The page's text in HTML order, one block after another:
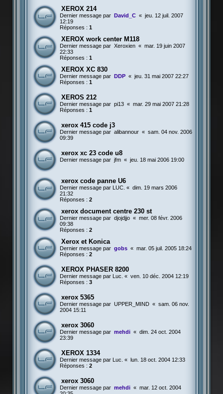
XEROX 214
Dernier message par David_C « jeu. 12 juil. 2007
12:19
Réponses : 1
XEROX work center M118
Dernier message par Xeroxien « mar. 19 juin 2007
22:33
Réponses : 1
XEROX XC 830
Dernier message par DDP « jeu. 31 mai 2007 22:27
Réponses : 1
XEROS 212
Dernier message par pi13 « mar. 29 mai 2007 21:28
Réponses : 1
xerox 415 code j3
Dernier message par alibannour « sam. 04 nov. 2006
09:39
xerox xc 23 code u8
Dernier message par jfm « jeu. 18 mai 2006 19:00
xerox code panne U6
Dernier message par LUC. « dim. 19 mars 2006
21:32
Réponses : 2
xerox document centre 230 st
Dernier message par djojdjjo « mer. 08 févr. 2006
09:38
Réponses : 2
Xerox et Konica
Dernier message par gobs « mar. 05 juil. 2005 18:24
Réponses : 2
XEROX PHASER 8200
Dernier message par Luc. « ven. 10 déc. 2004 12:19
Réponses : 3
xerox 5365
Dernier message par UPPER_MIND « sam. 06 nov.
2004 15:11
xerox 3060
Dernier message par mehdi « dim. 24 oct. 2004
23:39
XEROX 1334
Dernier message par Luc. «
lun. 18 oct. 2004 12:33
Réponses : 2
xerox 3060
Dernier message par mehdi « mar. 12 oct. 2004